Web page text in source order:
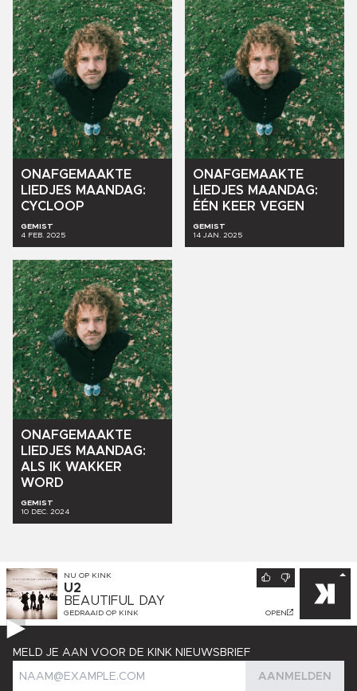
ONAFGEMAAKTE
LIEDJES MAANDAG:
CYCLOOP
GEMIST
4 FEB. 2025
ONAFGEMAAKTE
LIEDJES MAANDAG:
ÉÉN
KEER VEGEN
GEMIST
14 JAN. 2025
ONAFGEMAAKTE
LIEDJES MAANDAG:
ALS
IK WAKKER
WORD
GEMIST
10 DEC. 2024
NU OP KINK
U2
BEAUTIFUL DAY
GEDRAAID OP KINK OPEN
MELD JE AAN VOOR DE KINK NIEUWSBRIEF
AANMELDEN